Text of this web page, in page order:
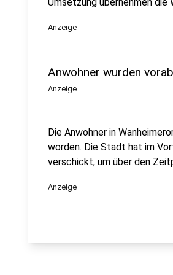
Anzeige
Anwohner wurden
Anzeige
Die Anwohner in
worden. Die Stadt hat im
verschickt, um über den
Anzeige